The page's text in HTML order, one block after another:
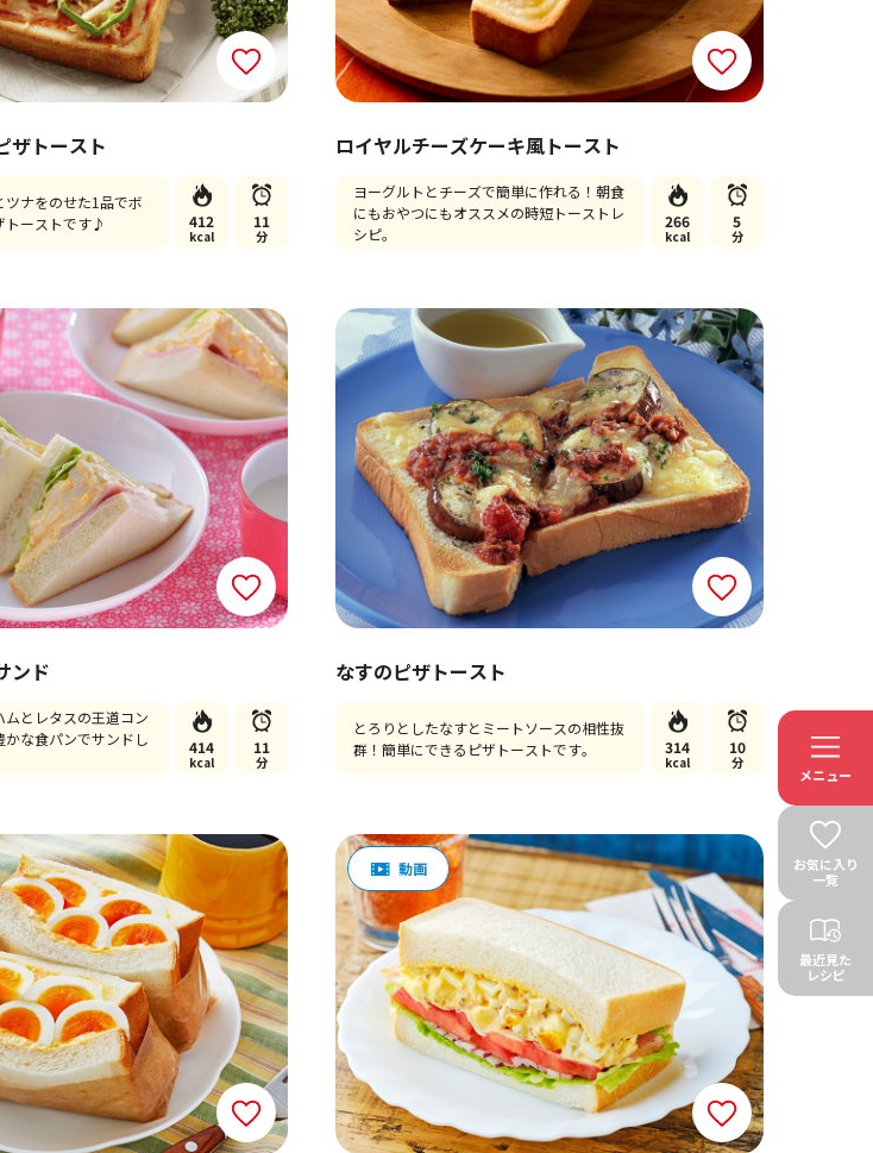
ザトースト
ツナをのせた1品でボ
トーストです♪
412
kcal
11
分
ロイヤルチーズケーキ風トースト
ヨーグルトとチーズで簡単に作れる！朝食
にもおやつにもオススメの時短トーストレ
シピ。
266
kcal
5
分
ンド
とレタスの王道コン
かな食パンでサンドし
414
kcal
11
分
なすのピザトースト
とろりとしたなすとミートソースの相性抜
群！簡単にできるピザトーストです。
314
kcal
10
分
メニュー
お気に入り
一覧
最近見た
レシピ